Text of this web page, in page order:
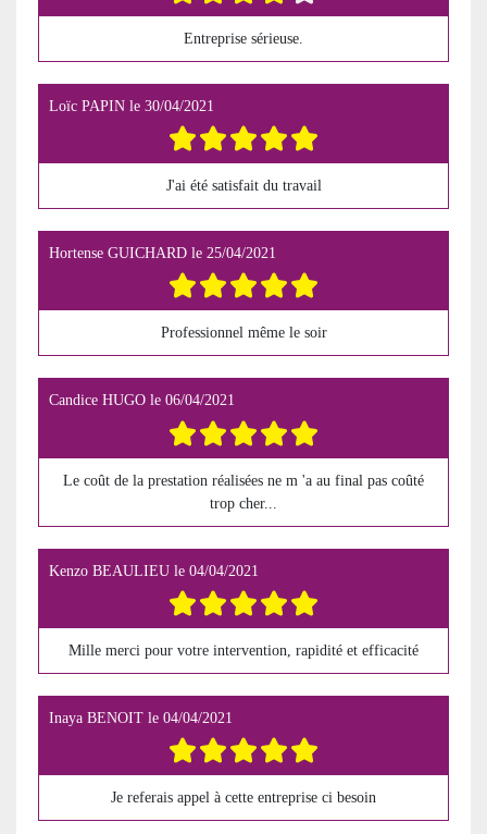
Entreprise sérieuse.
Loïc PAPIN le 30/04/2021
J'ai été satisfait du travail
Hortense GUICHARD le 25/04/2021
Professionnel même le soir
Candice HUGO le 06/04/2021
Le coût de la prestation réalisées ne m 'a au final pas coûté
trop cher...
Kenzo BEAULIEU le 04/04/2021
Mille merci pour votre intervention, rapidité et efficacité
Inaya BENOIT le 04/04/2021
Je referais appel à cette entreprise ci besoin